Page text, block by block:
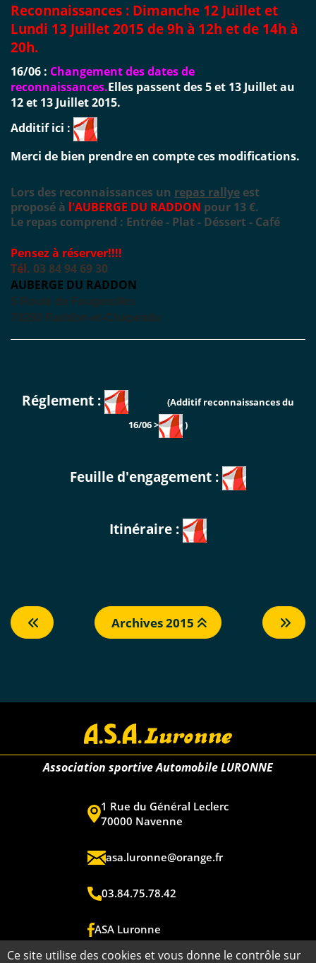
Reconnaissances : Dimanche 12 Juillet et
Lundi 13 Juillet 2015 de 9h à 12h et de 14h à
20h.
16/06 : Changement des dates de
reconnaissances.Elles passent des 5 et 13 Juillet au
12 et 13 Juillet 2015.
Additif ici :
Merci de bien prendre en compte ces modifications.
Lors des reconnaissances un repas rallye est
proposé à l'AUBERGE DU RADDON pour 13 €.
Le repas comprend : Entrée- Plat- Déssert- Café
Pensez à réserver!!!!
Tél. 03 84 94 69 30
AUBERGE DU RADDON
5 Route de Fougerolles
70280 Raddon-et-Chapendu
Réglement :
(Additif reconnaissances du
16/06 >
)
Feuille d'engagement :
Itinéraire :
Archives 2015
Association sportive Automobile LURONNE
1 Rue du Général Leclerc
70000 Navenne
asa.luronne@orange.fr
03.84.75.78.42
ASA Luronne
Ce site utilise des cookies et vous donne le contrôle sur